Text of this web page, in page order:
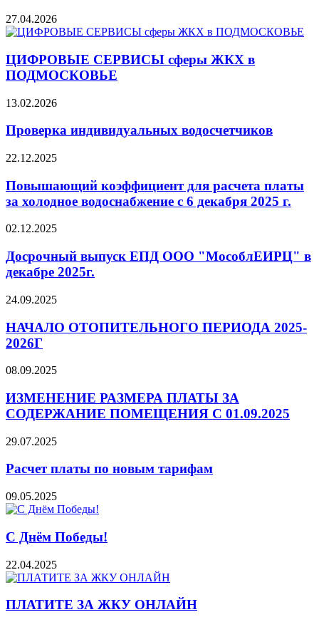
27.04.2026
ЦИФРОВЫЕ СЕРВИСЫ сферы ЖКХ в
ПОДМОСКОВЬЕ
13.02.2026
Проверка индивидуальных водосчетчиков
22.12.2025
Повышающий коэффициент для расчета платы
за холодное водоснабжение с 6 декабря 2025 г.
02.12.2025
Досрочный выпуск ЕПД ООО "МособлЕИРЦ" в
декабре 2025г.
24.09.2025
НАЧАЛО ОТОПИТЕЛЬНОГО ПЕРИОДА 2025-
2026Г
08.09.2025
ИЗМЕНЕНИЕ РАЗМЕРА ПЛАТЫ ЗА
СОДЕРЖАНИЕ ПОМЕЩЕНИЯ С 01.09.2025
29.07.2025
Расчет платы по новым тарифам
09.05.2025
С Днём Победы!
22.04.2025
ПЛАТИТЕ ЗА ЖКУ ОНЛАЙН